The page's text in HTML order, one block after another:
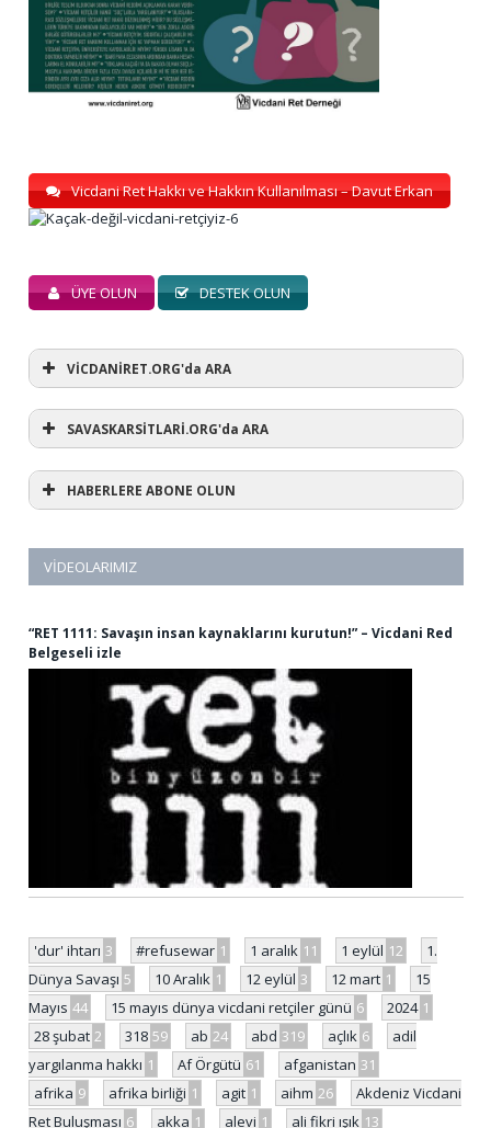
Vicdani Ret Hakkı ve Hakkın Kullanılması – Davut Erkan
ÜYE OLUN DESTEK OLUN
VİCDANİRET.ORG'da ARA
SAVASKARSİTLARİ.ORG'da ARA
HABERLERE ABONE OLUN
VIDEOLARIMIZ
“RET 1111: Savaşın insan kaynaklarını kurutun!” – Vicdani Red
Belgeseli izle
'dur' ihtarı 3 #refusewar 1 1 aralık 11 1 eylül 12
1.
Dünya Savaşı 5 10 Aralık 1 12 eylül 3 12 mart 1
15
Mayıs 44 15 mayıs dünya vicdani retçiler günü 6 2024 1
28 şubat 2 318 59 ab 24 abd 319 açlık 6
adil
yargılanma hakkı 1 Af Örgütü 61 afganistan 31
afrika 9 afrika birliği 1 agit 1 aihm 26
Akdeniz Vicdani
Ret Buluşması 6 akka 1 alevi 1 ali fikri ışık 13